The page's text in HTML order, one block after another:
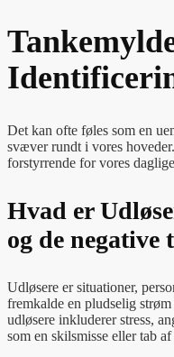
Det kan ofte føles som en
svæver rundt i vores
forstyrrende for vores
Hvad er
og de negative
Udløsere er situationer,
fremkalde en pludselig
udløsere inkluderer stress,
som en skilsmisse eller tab